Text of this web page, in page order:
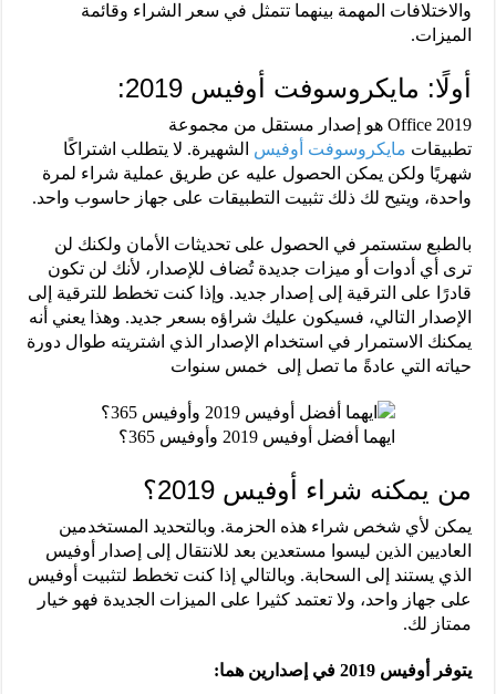
والاختلافات المهمة بينهما تتمثل في سعر الشراء وقائمة
الميزات.
أولًا: مايكروسوفت أوفيس 2019:
Office 2019 هو إصدار مستقل من مجموعة
تطبيقاتمايكروسوفت أوفيسالشهيرة. لا يتطلب اشتراكًا
شهريًا ولكن يمكن الحصول عليه عن طريق عملية شراء لمرة
واحدة، ويتيح لك ذلك تثبيت التطبيقات على جهاز حاسوب واحد.
بالطبع ستستمر في الحصول على تحديثات الأمان ولكنك لن
ترى أي أدوات أو ميزات جديدة تُضاف للإصدار، لأنك لن تكون
قادرًا على الترقية إلى إصدار جديد. وإذا كنت تخطط للترقية إلى
الإصدار التالي، فسيكون عليك شراؤه بسعر جديد. وهذا يعني أنه
يمكنك الاستمرار في استخدام الإصدار الذي اشتريته طوال دورة
حياته التي عادةً ما تصل إلى خمس سنوات
ايهما أفضل أوفيس 2019 وأوفيس 365؟
من يمكنه شراء أوفيس 2019؟
يمكن لأي شخص شراء هذه الحزمة. وبالتحديد المستخدمين
العاديين الذين ليسوا مستعدين بعد للانتقال إلى إصدار أوفيس
الذي يستند إلى السحابة. وبالتالي إذا كنت تخطط لتثبيت أوفيس
على جهاز واحد، ولا تعتمد كثيرا على الميزات الجديدة فهو خيار
ممتاز لك.
يتوفر أوفيس 2019 في إصدارين هما: